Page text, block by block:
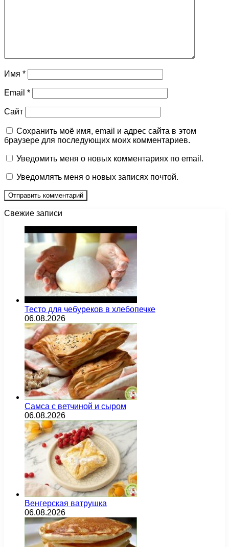
Имя *
Email *
Сайт
Сохранить моё имя, email и адрес сайта в этом
браузере для последующих моих комментариев.
Уведомить меня о новых комментариях по email.
Уведомлять меня о новых записях почтой.
Свежие записи
Тесто для чебуреков в хлебопечке
06.08.2026
Самса с ветчиной и сыром
06.08.2026
Венгерская ватрушка
06.08.2026